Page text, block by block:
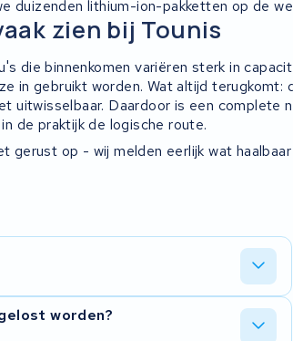
duizenden lithium-ion-pakketten op de
zien bij Tounis
die binnenkomen variëren sterk in
in gebruikt worden. Wat altijd terugkomt:
uitwisselbaar. Daardoor is een complete
de praktijk de logische route.
gerust op - wij melden eerlijk wat
BMS zijn meestal in orde. Door alleen
zonder dat je de complete elektronica
worden?